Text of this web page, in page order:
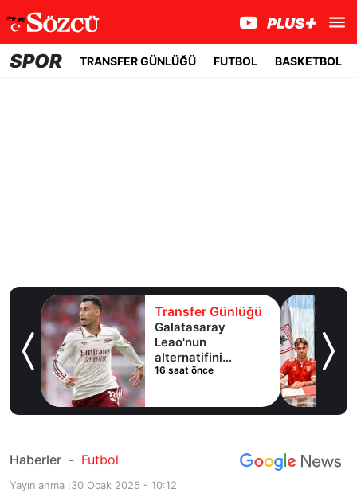
SPOR TRANSFER GÜNLÜĞÜ FUTBOL BASKETBOL
Transfer Günlüğü
Samsunspor,
Polonyalı stoperle
imzaladı
19 saat önce
Haberler - Futbol
Yayınlanma :30 Ocak 2025 - 10:12